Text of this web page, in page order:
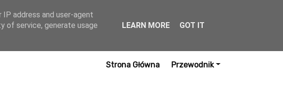
Strona Główna Przewodnik
address and user-agent
of service, generate usage
LEARN MORE GOT IT